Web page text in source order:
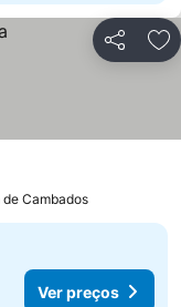
Partilhar
de Cambados
Ver preços